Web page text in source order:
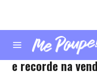
Giro Me Poupe!
e recorde na